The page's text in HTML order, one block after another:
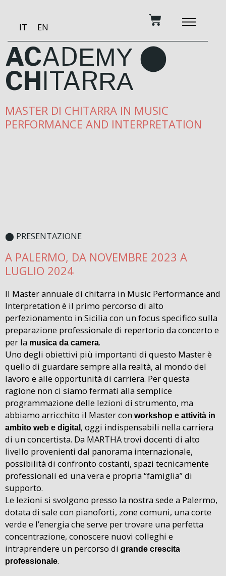
contenuto
IT EN Carrello
ACADEMY ⬤
CHITARRA
MASTER DI CHITARRA IN MUSIC
PERFORMANCE AND INTERPRETATION
⬤ PRESENTAZIONE
A PALERMO, DA NOVEMBRE 2023 A
LUGLIO 2024
Il Master annuale di chitarra in Music Performance and
Interpretation è il primo percorso di alto
perfezionamento in Sicilia con un focus specifico sulla
preparazione professionale di repertorio da concerto e
per la musica da camera.
Uno degli obiettivi più importanti di questo Master è
quello di guardare sempre alla realtà, al mondo del
lavoro e alle opportunità di carriera. Per questa
ragione non ci siamo fermati alla semplice
programmazione delle lezioni di strumento, ma
abbiamo arricchito il Master con workshop e attività in
ambito web e digital, oggi indispensabili nella carriera
di un concertista. Da MARTHA trovi docenti di alto
livello provenienti dal panorama internazionale,
possibilità di confronto costanti, spazi tecnicamente
professionali ed una vera e propria “famiglia” di
supporto.
Le lezioni si svolgono presso la nostra sede a Palermo,
dotata di sale con pianoforti, zone comuni, una corte
verde e l’energia che serve per trovare una perfetta
concentrazione, conoscere nuovi colleghi e
intraprendere un percorso di grande crescita
professionale.